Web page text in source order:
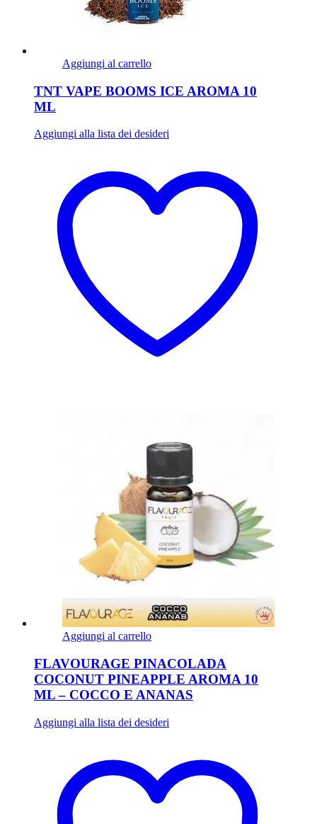
Aggiungi al carrello
TNT VAPE BOOMS ICE AROMA 10
ML
Aggiungi alla lista dei desideri
Aggiungi al carrello
FLAVOURAGE PINACOLADA
COCONUT PINEAPPLE AROMA 10
ML – COCCO E ANANAS
Aggiungi alla lista dei desideri